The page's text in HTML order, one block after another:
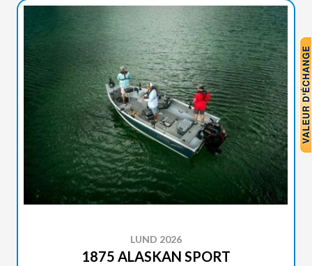
LUND 2026
1875 ALASKAN SPORT